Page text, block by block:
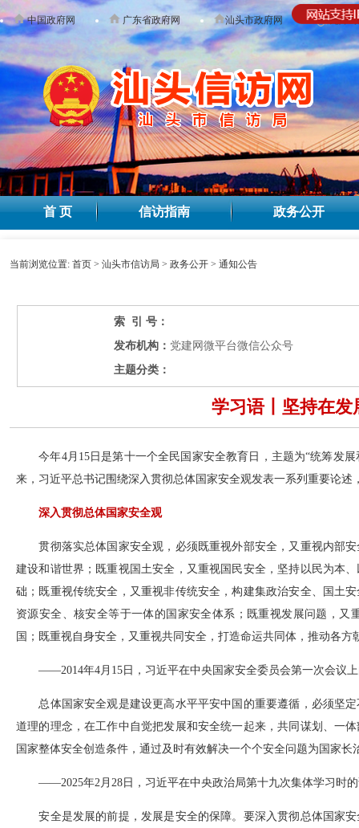
中国政府网 广东省政府网 汕头市政府网 无障
首 页 信访指南 政务公开
当前浏览位置: 首页 > 汕头市信访局 > 政务公开 > 通知公告
索 引 号：
发布机构： 党建网微平台微信公众号
主题分类：
学习语丨坚持在
今年4月15日是第十一个全民国家安全教育日，主题为“统筹发展
来，习近平总书记围绕深入贯彻总体国家安全观发表一系列重要论
深入贯彻总体国家安全观
贯彻落实总体国家安全观，必须既重视外部安全，又重视内部安
建设和谐世界；既重视国土安全，又重视国民安全，坚持以民为本
础；既重视传统安全，又重视非传统安全，构建集政治安全、国土
资源安全、核安全等于一体的国家安全体系；既重视发展问题，
国；既重视自身安全，又重视共同安全，打造命运共同体，推动各
——2014年4月15日，习近平在中央国家安全委员会第一次会议上
总体国家安全观是建设更高水平平安中国的重要遵循，必须坚定
道理的理念，在工作中自觉把发展和安全统一起来，共同谋划、一
国家整体安全创造条件，通过及时有效解决一个个安全问题为国家长
——2025年2月28日，习近平在中央政治局第十九次集体学习时的
安全是发展的前提，发展是安全的保障。要深入贯彻总体国家安